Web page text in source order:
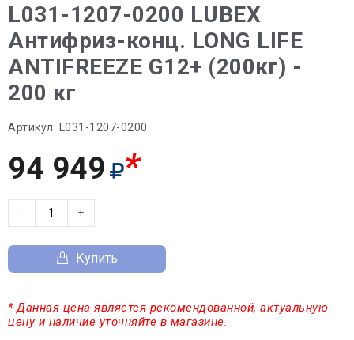
L031-1207-0200 LUBEX
Антифриз-конц. LONG LIFE
ANTIFREEZE G12+ (200кг) -
200 кг
Артикул: L031-1207-0200
94 949 *
− +
Купить
* Данная цена является рекомендованной, актуальную
цену и наличие уточняйте в магазине.